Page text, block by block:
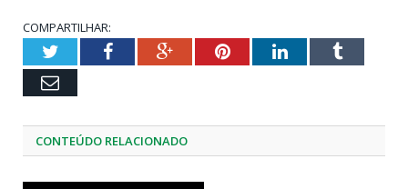
COMPARTILHAR:
TwitterFacebookGoogle+PinterestLinkedInTumblr
Email
CONTEÚDO RELACIONADO